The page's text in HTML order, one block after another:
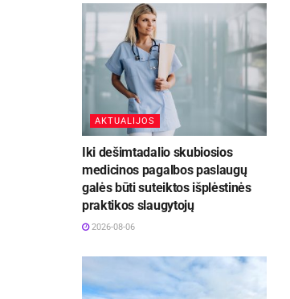
AKTUALIJOS
Iki dešimtadalio skubiosios
medicinos pagalbos paslaugų
galės būti suteiktos išplėstinės
praktikos slaugytojų
2026-08-06